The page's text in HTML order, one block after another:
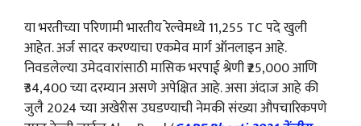
या भरतीच्या परिणामी भारतीय रेल्वेमध्ये 11,255 TC पदे खुली
आहेत. अर्ज सादर करण्याचा एकमेव मार्ग ऑनलाइन आहे.
निवडलेल्या उमेदवारांसाठी मासिक भरपाई श्रेणी ₹25,000 आणि
₹34,400 च्या दरम्यान असणे अपेक्षित आहे. असा अंदाज आहे की
जुलै 2024 च्या अखेरीस उघडण्याची नेमकी संख्या औपचारिकपणे